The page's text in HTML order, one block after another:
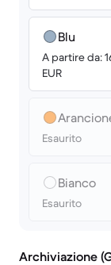
Blu
A partire da:
EUR
Esaurito
Bianco
Esaurito
Archiviazione